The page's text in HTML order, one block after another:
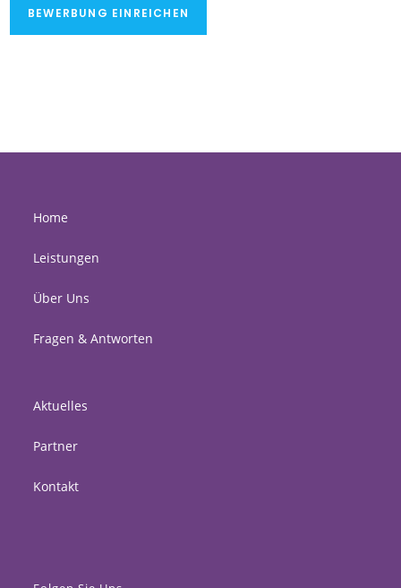
Home
Leistungen
Über Uns
Fragen & Antworten
Aktuelles
Partner
Kontakt